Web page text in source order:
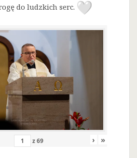
do ludzkich serc.
z69 › »